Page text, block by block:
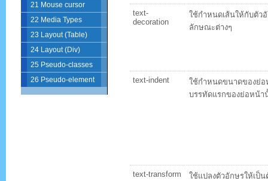
21 Mouse cursor
22 Media Types
23 Layout (Table)
24 Layout (Div)
25 Pseudo-classes
26 Pseudo-element
text-
decoration
ใช้กำหนดเส้นให้กับตัว
ลักษณะต่างๆ
text-indent
ใช้กำหนดขนาดของย่อ
บรรทัดแรกของย่อหน้า
text-transform
ใช้แปลงตัวอักษรให้เป็